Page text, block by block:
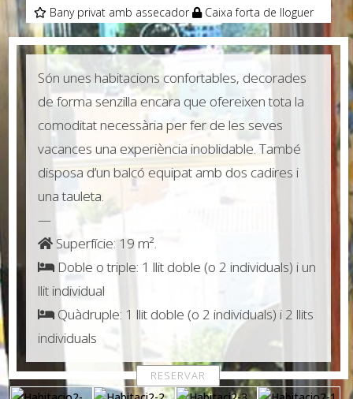
Bany privat amb assecador
Caixa forta de lloguer
Són unes habitacions confortables, decorades
de forma senzilla encara que ofereixen tota la
comoditat necessària per fer de les seves
vacances una experiència inoblidable. També
disposa d’un balcó equipat amb dos cadires i
una tauleta.
—
Superfície: 19 m².
Doble o triple: 1 llit doble (o 2 individuals) i un
llit individual
Quàdruple: 1 llit doble (o 2 individuals) i 2 llits
individuals
RESERVAR